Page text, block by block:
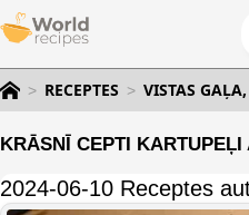
RECEPTES VISTAS
KRĀSNĪ CEPTI
2024-06-10 Receptes